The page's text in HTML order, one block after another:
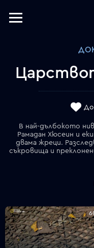
В най-дълбокото
Рамадан Хюсеин и
двама жреци.
съкровища и